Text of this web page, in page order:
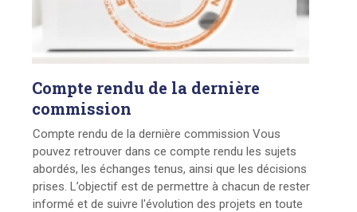
Compte rendu de la dernière
commission
Compte rendu de la dernière commission Vous
pouvez retrouver dans ce compte rendu les sujets
abordés, les échanges tenus, ainsi que les décisions
prises. L’objectif est de permettre à chacun de rester
informé et de suivre l'évolution des projets en toute